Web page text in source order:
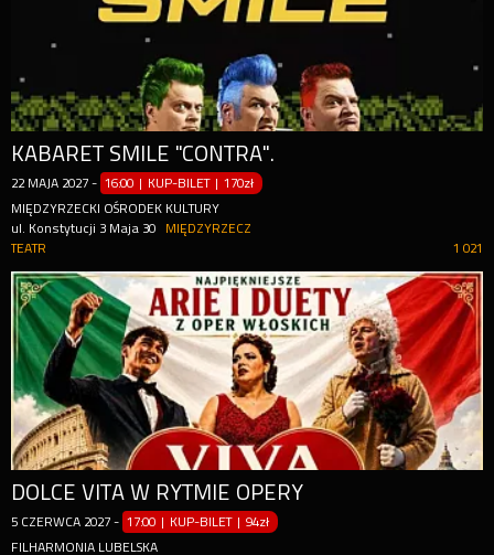
KABARET SMILE "CONTRA".
22 MAJA 2027 - 16:00 | KUP-BILET |170zł
MIĘDZYRZECKI OŚRODEK KULTURY
ul. Konstytucji 3 Maja 30
MIĘDZYRZECZ
1 021
TEATR
DOLCE VITA W RYTMIE OPERY
5 CZERWCA 2027 - 17:00 | KUP-BILET |94zł
FILHARMONIA LUBELSKA